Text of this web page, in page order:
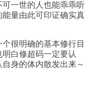
一世的人也能乖乖听
量由此可印证确实真
很明确的基本修行目
白修超码一定要认
身的体内散发出来～